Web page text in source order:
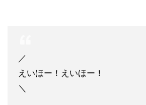
／
えいほー！えいほー！
＼